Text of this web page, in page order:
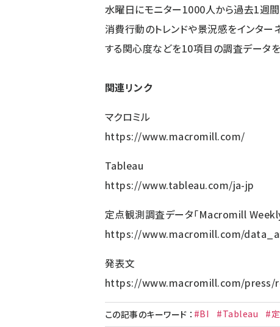
水曜日にモニター1000人から過去1週間
消費行動のトレンドや景況感をインター
する関心度などを10項目の調査データ
関連リンク
マクロミル
https://www.macromill.com/
Tableau
https://www.tableau.com/ja-jp
定点観測調査データ「Macromill
https://www.macromill.com/
発表文
https://www.macromill.com/press/
この記事のキーワード ： #BI #Tableau #